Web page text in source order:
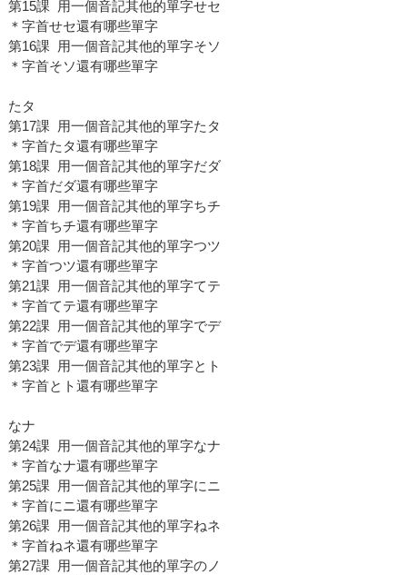
第15課 用一個音記其他的單字せセ
＊字首せセ還有哪些單字
第16課 用一個音記其他的單字そソ
＊字首そソ還有哪些單字
たタ
第17課 用一個音記其他的單字たタ
＊字首たタ還有哪些單字
第18課 用一個音記其他的單字だダ
＊字首だダ還有哪些單字
第19課 用一個音記其他的單字ちチ
＊字首ちチ還有哪些單字
第20課 用一個音記其他的單字つツ
＊字首つツ還有哪些單字
第21課 用一個音記其他的單字てテ
＊字首てテ還有哪些單字
第22課 用一個音記其他的單字でデ
＊字首でデ還有哪些單字
第23課 用一個音記其他的單字とト
＊字首とト還有哪些單字
なナ
第24課 用一個音記其他的單字なナ
＊字首なナ還有哪些單字
第25課 用一個音記其他的單字にニ
＊字首にニ還有哪些單字
第26課 用一個音記其他的單字ねネ
＊字首ねネ還有哪些單字
第27課 用一個音記其他的單字のノ